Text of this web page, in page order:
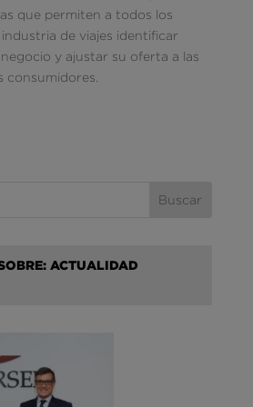
que permiten a todos los
de viajes identificar
y ajustar su oferta a las
consumidores.
ACTUALIDAD